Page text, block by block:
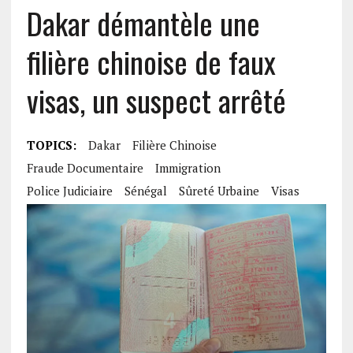
Dakar démantèle une
filière chinoise de faux
visas, un suspect arrêté
TOPICS: Dakar
Filière Chinoise
Fraude Documentaire
Immigration
Police Judiciaire
Sénégal Sûreté Urbaine Visas